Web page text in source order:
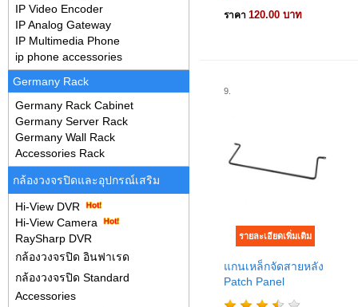
ราคา 120.00 บาท
9.
แกนเหล็กจัดสายหลัง
Patch Panel
IP Video Encoder
IP Analog Gateway
IP Multimedia Phone
ip phone accessories
Germany Rack
Germany Rack Cabinet
Germany Server Rack
Germany Wall Rack
Accessories Rack
กล้องวงจรปิดและอุปกรณ์เสริม
Hi-View DVR
Hi-View Camera
RaySharp DVR
กล้องวงจรปิด อินฟาเรด
กล้องวงจรปิด Standard
Accessories